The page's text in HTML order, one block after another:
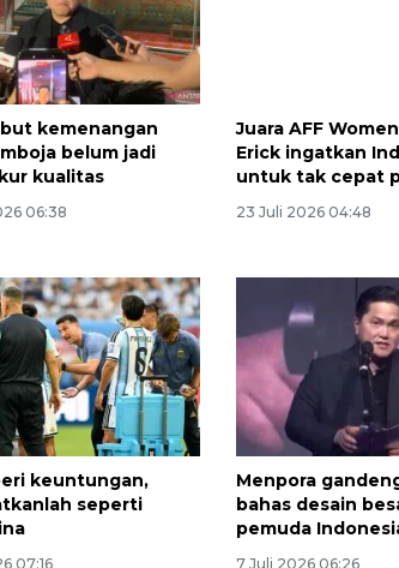
kemenangan
belum jadi
kualitas
06:38
Juara AFF
Erick ingatkan
untuk tak cepat
23 Juli 2026 04:48
keuntungan,
seperti
07:16
Menpora
bahas desain
pemuda
7 Juli 2026 06:26